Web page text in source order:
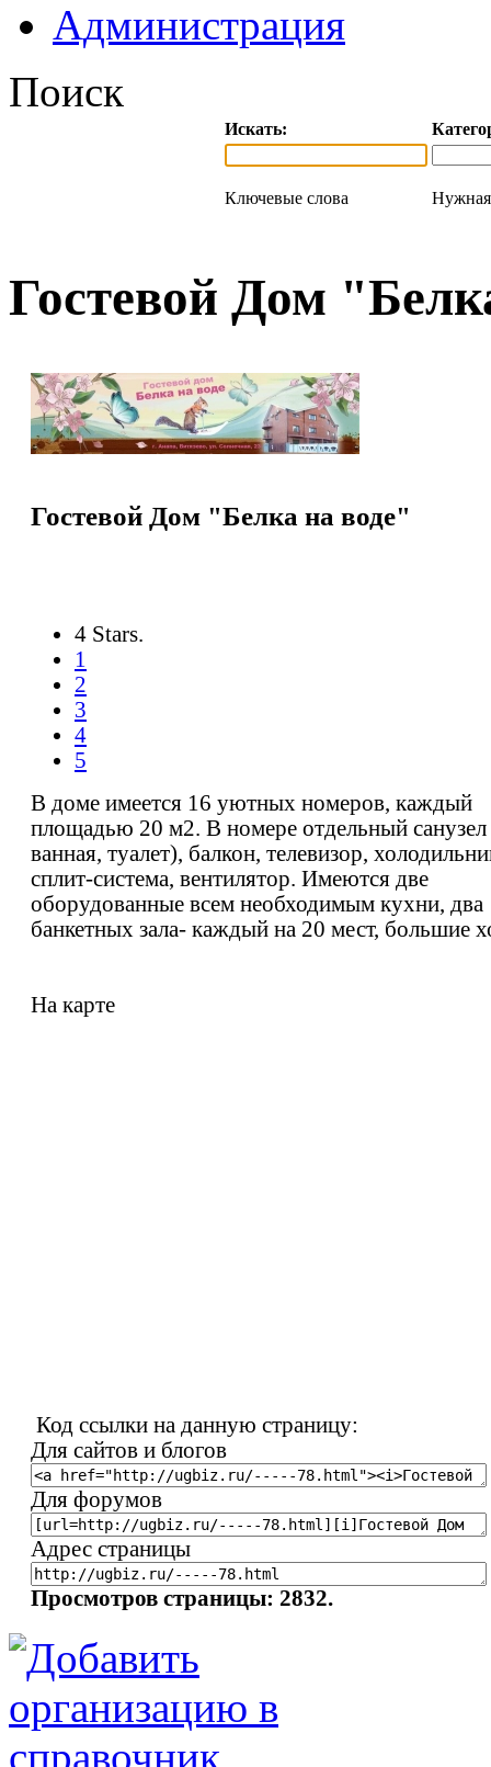
Администрация
Поиск
Искать:
Ключевые слова Нужная
Гостевой Дом
Гостевой Дом "Белка на воде"
4 Stars.
1
2
3
4
5
В доме имеется 16 уютных номеров, каждый
площадью 20 м2. В номере отдельный
ванная, туалет), балкон, телевизор,
сплит-система, вентилятор. Имеются две
оборудованные всем необходимым кухни, два
банкетных зала- каждый на 20 мест, большие
На карте
Код ссылки на данную страницу:
Для сайтов и блогов
Для форумов
Адрес страницы
Просмотров страницы: 2832.